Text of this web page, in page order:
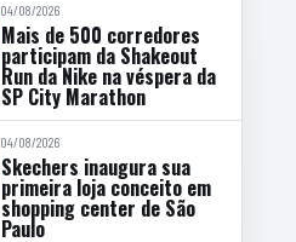
04/08/2026
Mais de 500 corredores
participam da Shakeout
Run da Nike na véspera da
SP City Marathon
04/08/2026
Skechers inaugura sua
primeira loja conceito em
shopping center de São
Paulo